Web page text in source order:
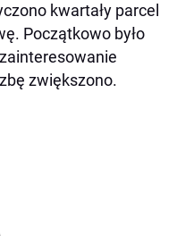
kwartały parcel
Początkowo było
zwiększono.